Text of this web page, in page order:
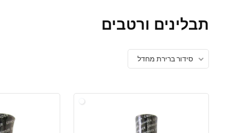
תבלינים ורטבים
סידור ברירת מחדל